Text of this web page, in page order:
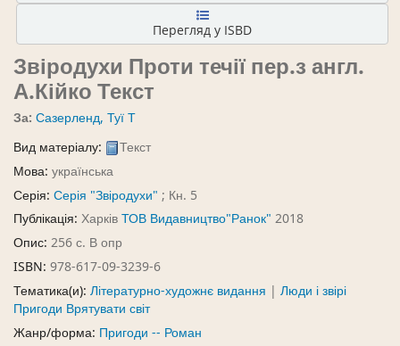
Перегляд у ISBD
Звіродухи Проти течіїпер.з англ.
А.КійкоТекст
За: Сазерленд, Туї Т
Вид матеріалу:
Текст
Мова: українська
Серія: Серія "Звіродухи" ; Кн. 5
Публікація: ХарківТОВ Видавництво"Ранок" 2018
Опис: 256 с. В опр
ISBN: 978-617-09-3239-6
Тематика(и): Літературно-художнє видання | Люди і звірі
Пригоди Врятувати світ
Жанр/форма: Пригоди -- Роман